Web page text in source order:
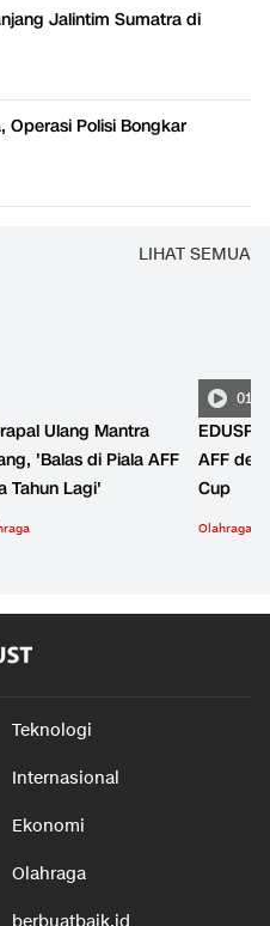
Jalintim Sumatra di
Operasi Polisi Bongkar
LIHAT SEMUA
Ulang Mantra
'Balas di Piala AFF
Tahun Lagi'
AFF
Cup
Olahraga
Teknologi
Internasional
Ekonomi
Olahraga
berbuatbaik.id